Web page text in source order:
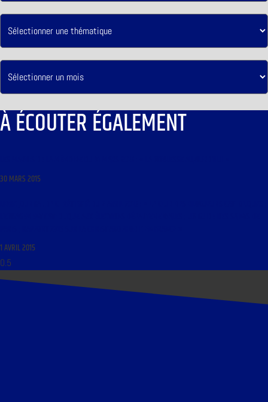
À ÉCOUTER ÉGALEMENT
30 MARS 2015
1 AVRIL 2015